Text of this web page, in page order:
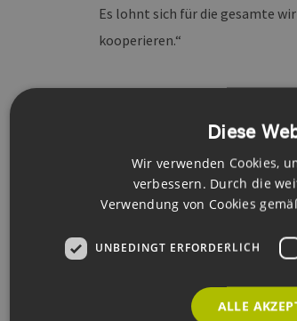
Es lohnt sich für die gesamte
kooperieren.“
Ein neuartiges Flügeldesign
vorhandener
Award" in der Kategorie
Bewerber durch. Die
Rotorblattfläche im
Windenergiebereitstellung“
Diese
Wir verwenden Cookies,
verbessern. Durch die
Verwendung von Cookies
UNBEDINGT ERFORDERLICH
ALLE